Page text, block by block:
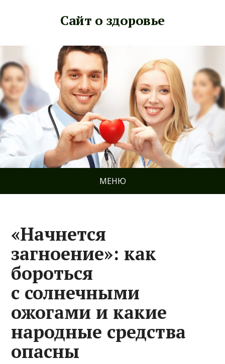
Сайт о здоровье
МЕНЮ
«Начнется
загноение»: как
бороться
с солнечными
ожогами и какие
народные средства
опасны